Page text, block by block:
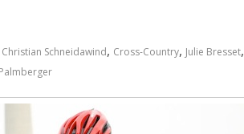
Christian Schneidawind, Cross-Country, Julie Bresset,